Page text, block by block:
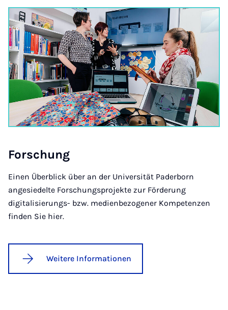
Forschung
Einen Überblick über an der Universität Paderborn
angesiedelte Forschungsprojekte zur Förderung
digitalisierungs- bzw. medienbezogener Kompetenzen
finden Sie hier.
Weitere Informationen